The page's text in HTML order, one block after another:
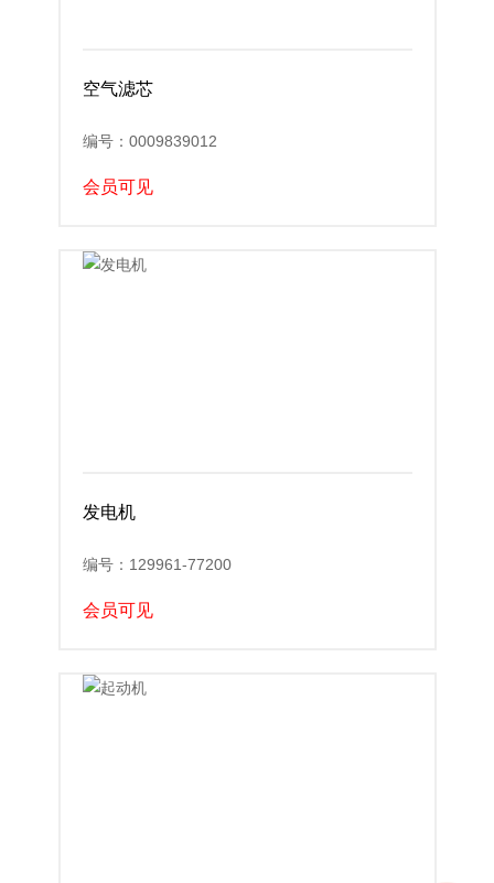
空气滤芯
编号：0009839012
会员可见
发电机
编号：129961-77200
会员可见